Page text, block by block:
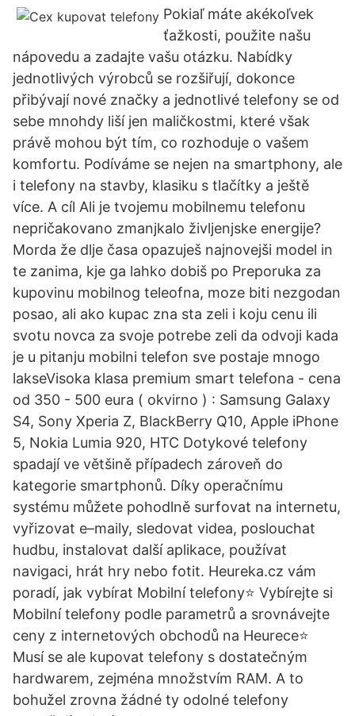
Pokiaľ máte akékoľvek
ťažkosti, použite našu
nápovedu a zadajte vašu otázku. Nabídky
jednotlivých výrobců se rozšiřují, dokonce
přibývají nové značky a jednotlivé telefony se od
sebe mnohdy liší jen maličkostmi, které však
právě mohou být tím, co rozhoduje o vašem
komfortu. Podíváme se nejen na smartphony, ale
i telefony na stavby, klasiku s tlačítky a ještě
více. A cíl Ali je tvojemu mobilnemu telefonu
nepričakovano zmanjkalo življenjske energije?
Morda že dlje časa opazuješ najnovejši model in
te zanima, kje ga lahko dobiš po Preporuka za
kupovinu mobilnog teleofna, moze biti nezgodan
posao, ali ako kupac zna sta zeli i koju cenu ili
svotu novca za svoje potrebe zeli da odvoji kada
je u pitanju mobilni telefon sve postaje mnogo
lakseVisoka klasa premium smart telefona - cena
od 350 - 500 eura ( okvirno ) : Samsung Galaxy
S4, Sony Xperia Z, BlackBerry Q10, Apple iPhone
5, Nokia Lumia 920, HTC Dotykové telefony
spadají ve většině případech zároveň do
kategorie smartphonů. Díky operačnímu
systému můžete pohodlně surfovat na internetu,
vyřizovat e–maily, sledovat videa, poslouchat
hudbu, instalovat další aplikace, používat
navigaci, hrát hry nebo fotit. Heureka.cz vám
poradí, jak vybírat Mobilní telefony⭐️ Vybírejte si
Mobilní telefony podle parametrů a srovnávejte
ceny z internetových obchodů na Heurece⭐️
Musí se ale kupovat telefony s dostatečným
hardwarem, zejména množstvím RAM. A to
bohužel zrovna žádné ty odolné telefony